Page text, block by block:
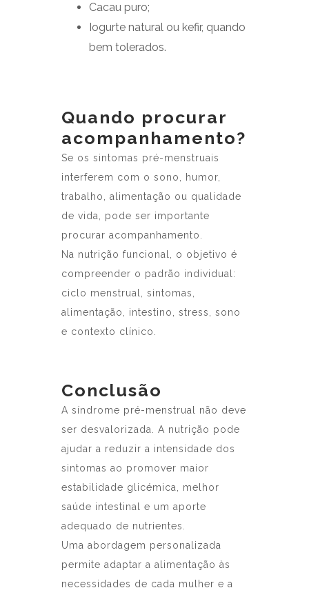
Cacau puro;
Iogurte natural ou kefir, quando
bem tolerados.
Quando procurar
acompanhamento?
Se os sintomas pré-menstruais
interferem com o sono, humor,
trabalho, alimentação ou qualidade
de vida, pode ser importante
procurar acompanhamento.
Na nutrição funcional, o objetivo é
compreender o padrão individual:
ciclo menstrual, sintomas,
alimentação, intestino, stress, sono
e contexto clínico.
Conclusão
A síndrome pré-menstrual não deve
ser desvalorizada. A nutrição pode
ajudar a reduzir a intensidade dos
sintomas ao promover maior
estabilidade glicémica, melhor
saúde intestinal e um aporte
adequado de nutrientes.
Uma abordagem personalizada
permite adaptar a alimentação às
necessidades de cada mulher e a